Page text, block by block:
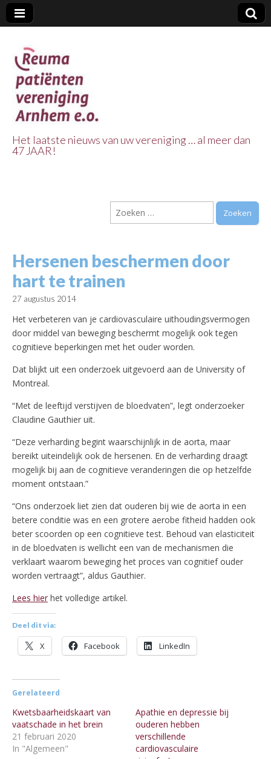
Vereniging
Arnhem e.o.
Het laatste nieuws van uw vereniging … al meer dan
47 JAAR!
Zoeken
naar:
Hersenen beschermen door
hart te trainen
27 augustus 2014
Het verbeteren van je cardiovasculaire uithoudingsvermogen
door middel van beweging beschermt mogelijk ook tegen
cognitieve beperkingen met het ouder worden.
Dat blijkt uit een onderzoek uitgevoerd aan de University of
Montreal.
“Met de leeftijd verstijven de bloedvaten”, legt onderzoeker
Claudine Gauthier uit.
“Deze verharding begint waarschijnlijk in de aorta, maar
bereikt uiteindelijk ook de hersenen. En de verharding draagt
mogelijk bij aan de cognitieve veranderingen die op hetzelfde
moment ontstaan.”
“Ons onderzoek liet zien dat ouderen bij wie de aorta in een
betere conditie was en een grotere aerobe fitheid hadden ook
beter scoorden op een cognitieve test. Behoud van elasticiteit
in de bloedvaten is wellicht een van de mechanismen die
verklaart waarom beweging het proces van cognitief ouder
worden vertraagt”, aldus Gauthier.
Lees hier het volledige artikel.
Deel dit via:
X Facebook LinkedIn
Gerelateerd
Kwetsbaarheidskaart van
vaatschade in het brein
21 februari 2020
In "Algemeen"
Apathie en depressie bij
ouderen hebben
verschillende
cardiovasculaire